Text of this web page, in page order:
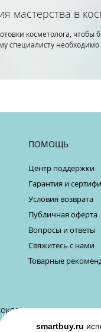
мастерства в
косметолога,
специалисту
ПОМОЩЬ
Центр поддержки
Гарантия и
Условия возврата
Публичная оферта
Вопросы и ответы
Свяжитесь с нами
Товарные
smartbuy.ru